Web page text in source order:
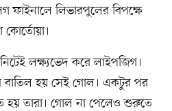
ফাইনালে লিভারপুলের বিপক্ষে
লক্ষ্যভেদ করে লাইপজিগ।
বাতিল হয় সেই গোল। একটুর পর
হয় তারা। গোল না পেলেও শুরুতে